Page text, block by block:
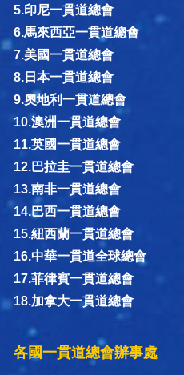
5.印尼一貫道總會
6.馬來西亞一貫道總會
7.美國一貫道總會
8.日本一貫道總會
9.奧地利一貫道總會
10.澳洲一貫道總會
11.英國一貫道總會
12.巴拉圭一貫道總會
13.南非一貫道總會
14.巴西一貫道總會
15.紐西蘭一貫道總會
16.中華一貫道全球總會
17.菲律賓一貫道總會
18.加拿大一貫道總會
各國一貫道總會辦事處